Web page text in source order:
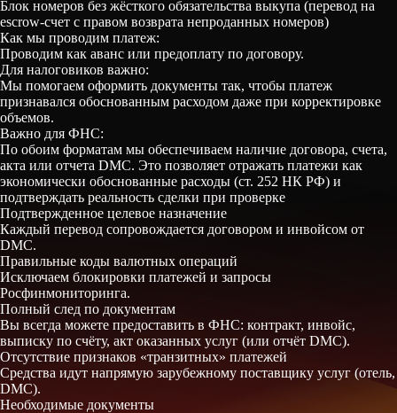
Блок номеров без жёсткого обязательства выкупа (перевод на
escrow-счет с правом возврата непроданных номеров)
Как мы проводим платеж:
Проводим как аванс или предоплату по договору.
Для налоговиков важно:
Мы помогаем оформить документы так, чтобы платеж
признавался обоснованным расходом даже при корректировке
объемов.
Важно для ФНС:
По обоим форматам мы обеспечиваем наличие договора, счета,
акта или отчета DMC. Это позволяет отражать платежи как
экономически обоснованные расходы (ст. 252 НК РФ) и
подтверждать реальность сделки при проверке
Подтвержденное целевое назначение
Каждый перевод сопровождается договором и инвойсом от
DMC.
Правильные коды валютных операций
Исключаем блокировки платежей и запросы
Росфинмониторинга.
Полный след по документам
Вы всегда можете предоставить в ФНС: контракт, инвойс,
выписку по счёту, акт оказанных услуг (или отчёт DMC).
Отсутствие признаков «транзитных» платежей
Средства идут напрямую зарубежному поставщику услуг (отель,
DMC).
Необходимые документы